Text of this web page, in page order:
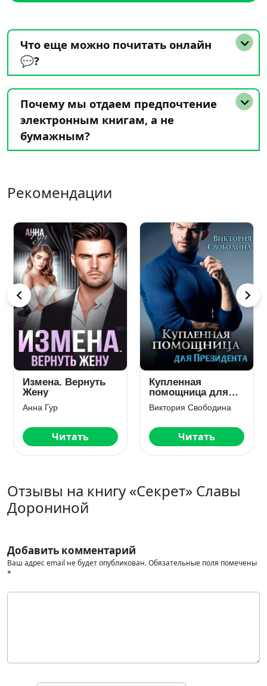
Что еще можно почитать онлайн
💬?
Почему мы отдаем предпочтение
электронным книгам, а не
бумажным?
Рекомендации
Измена. Вернуть
Жену
Анна Гур
Читать
Купленная
помощница для
президента
Виктория Свободина
Читать
Отзывы на книгу «Секрет» Славы
Дорониной
Добавить комментарий
Ваш адрес email не будет опубликован.Обязательные поля помечены
*